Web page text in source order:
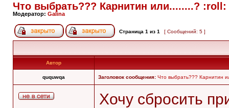
Что выбрать??? Карнитин или........? :roll:
Модератор: Galina
Страница 1 из 1 [ Сообщений: 5 ]
Автор
ququwqa Заголовок сообщения: Что выбрать??? Карнитин
Хочу сбросить